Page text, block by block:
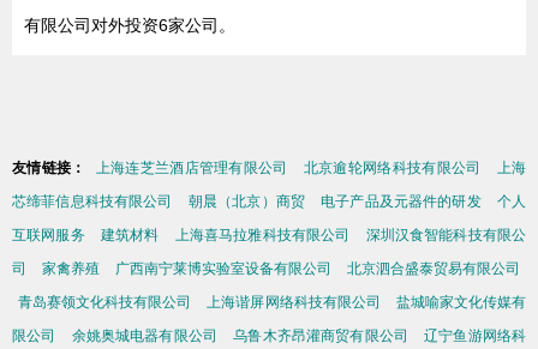
有限公司对外投资6家公司。
友情链接： 上海连芝兰酒店管理有限公司 北京逾轮网络科技有限公司
上海
芯缔菲信息科技有限公司
朝晨（北京）商贸 电子产品及元器件的研发
个人
互联网服务
建筑材料 上海喜马拉雅科技有限公司
深圳汉食智能科技有限公
司
家禽养殖 广西南宁莱博实验室设备有限公司
北京泗合盛泰贸易有限公司
青岛赛领文化科技有限公司
上海谐屏网络科技有限公司
盐城喻家文化传媒有
限公司
余姚奥城电器有限公司 乌鲁木齐昂灌商贸有限公司
辽宁鱼游网络科